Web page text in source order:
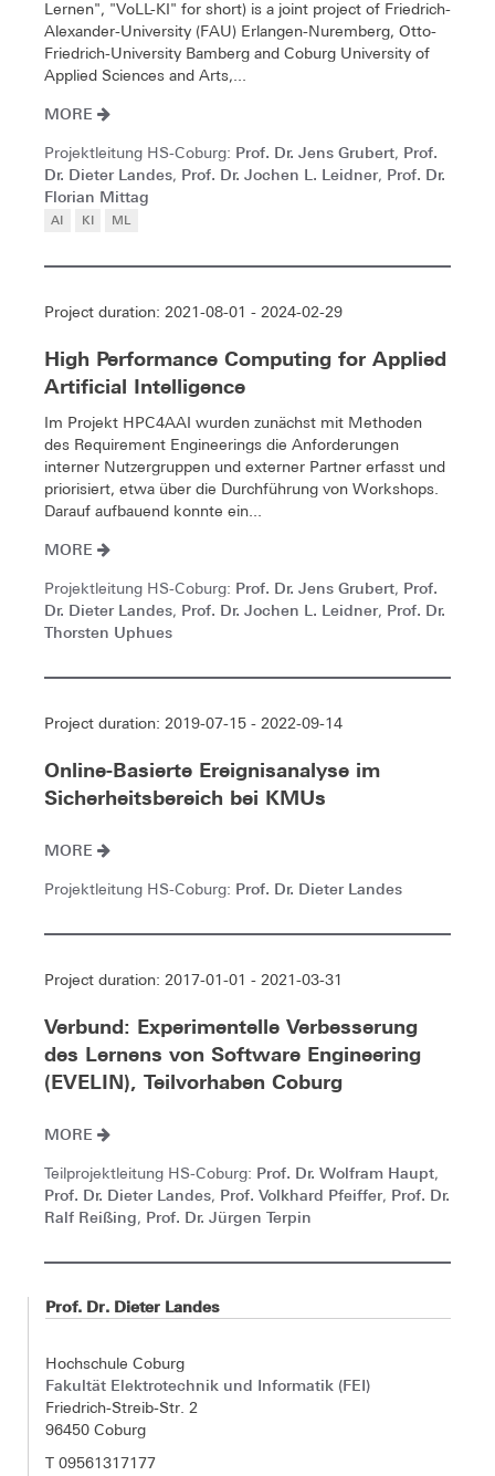
Lernen", "VoLL-KI" for short) is a joint project of Friedrich-
Alexander-University (FAU) Erlangen-Nuremberg, Otto-
Friedrich-University Bamberg and Coburg University of
Applied Sciences and Arts,...
MORE
Projektleitung HS-Coburg: Prof. Dr. Jens Grubert, Prof.
Dr. Dieter Landes, Prof. Dr. Jochen L. Leidner, Prof. Dr.
Florian Mittag
AI KI ML
Project duration: 2021-08-01 - 2024-02-29
High Performance Computing for Applied
Artificial Intelligence
Im Projekt HPC4AAI wurden zunächst mit Methoden
des Requirement Engineerings die Anforderungen
interner Nutzergruppen und externer Partner erfasst und
priorisiert, etwa über die Durchführung von Workshops.
Darauf aufbauend konnte ein...
MORE
Projektleitung HS-Coburg: Prof. Dr. Jens Grubert, Prof.
Dr. Dieter Landes, Prof. Dr. Jochen L. Leidner, Prof. Dr.
Thorsten Uphues
Project duration: 2019-07-15 - 2022-09-14
Online-Basierte Ereignisanalyse im
Sicherheitsbereich bei KMUs
MORE
Projektleitung HS-Coburg: Prof. Dr. Dieter Landes
Project duration: 2017-01-01 - 2021-03-31
Verbund: Experimentelle Verbesserung
des Lernens von Software Engineering
(EVELIN), Teilvorhaben Coburg
MORE
Teilprojektleitung HS-Coburg: Prof. Dr. Wolfram Haupt,
Prof. Dr. Dieter Landes, Prof. Volkhard Pfeiffer, Prof. Dr.
Ralf Reißing, Prof. Dr. Jürgen Terpin
Prof. Dr. Dieter Landes
Hochschule Coburg
Fakultät Elektrotechnik und Informatik (FEI)
Friedrich-Streib-Str. 2
96450 Coburg
T 09561317177